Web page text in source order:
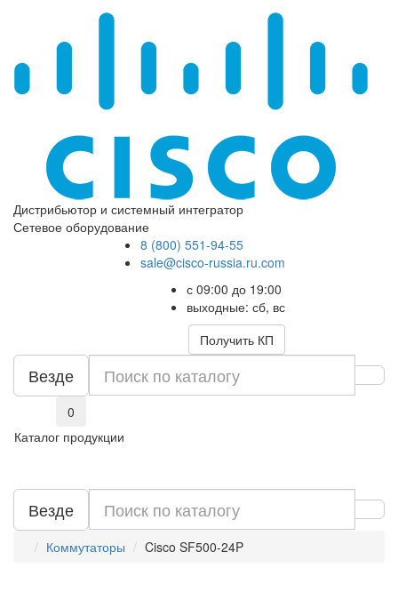
Дистрибьютор и системный интегратор
Сетевое оборудование
8 (800) 551-94-55
sale@cisco-russia.ru.com
с 09:00 до 19:00
выходные: сб, вс
Получить КП
Везде
0
Каталог продукции
Везде
Коммутаторы Cisco SF500-24P